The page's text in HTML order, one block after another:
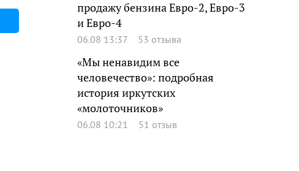
продажу бензина Евро-2, Евро-3
и Евро-4
06.08 13:37 53 отзыва
«Мы ненавидим все
человечество»: подробная
история иркутских
«молоточников»
06.08 10:21 51 отзыв